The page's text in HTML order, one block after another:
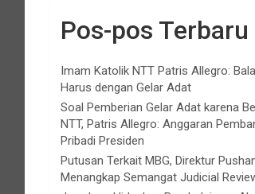
Pos-pos Terbaru
Imam Katolik NTT Patris Allegro:
Harus dengan Gelar Adat
Soal Pemberian Gelar Adat karena
NTT, Patris Allegro: Anggaran
Pribadi Presiden
Putusan Terkait MBG, Direktur
Menangkap Semangat Judicial